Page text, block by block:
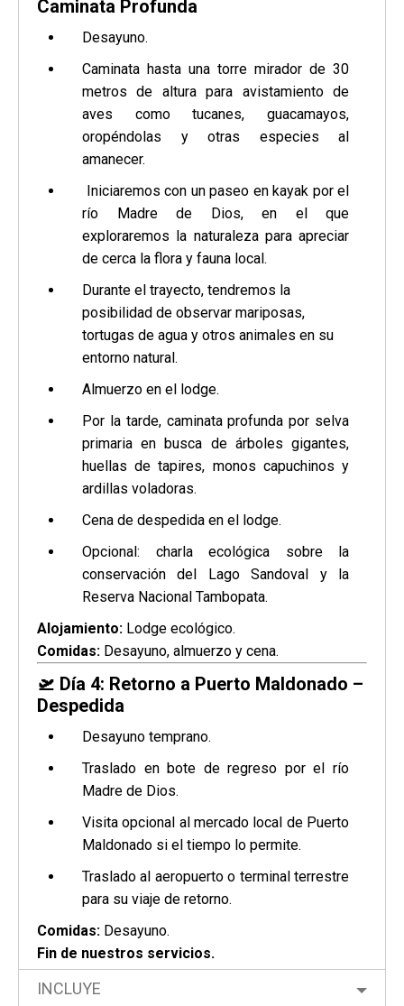
Caminata Profunda
Desayuno.
Caminata hasta una torre mirador de 30
metros de altura para avistamiento de
aves como tucanes, guacamayos,
oropéndolas y otras especies al
amanecer.
Iniciaremos con un paseo en kayak por el
río Madre de Dios, en el que
exploraremos la naturaleza para apreciar
de cerca la flora y fauna local.
Durante el trayecto, tendremos la
posibilidad de observar mariposas,
tortugas de agua y otros animales en su
entorno natural.
Almuerzo en el lodge.
Por la tarde, caminata profunda por selva
primaria en busca de árboles gigantes,
huellas de tapires, monos capuchinos y
ardillas voladoras.
Cena de despedida en el lodge.
Opcional: charla ecológica sobre la
conservación del Lago Sandoval y la
Reserva Nacional Tambopata.
Alojamiento: Lodge ecológico.
Comidas: Desayuno, almuerzo y cena.
🛫 Día 4: Retorno a Puerto Maldonado –
Despedida
Desayuno temprano.
Traslado en bote de regreso por el río
Madre de Dios.
Visita opcional al mercado local de Puerto
Maldonado si el tiempo lo permite.
Traslado al aeropuerto o terminal terrestre
para su viaje de retorno.
Comidas: Desayuno.
Fin de nuestros servicios.
INCLUYE